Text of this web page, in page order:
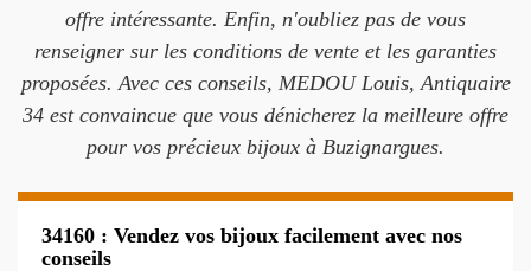
offre intéressante. Enfin, n'oubliez pas de vous
renseigner sur les conditions de vente et les garanties
proposées. Avec ces conseils, MEDOU Louis, Antiquaire
34 est convaincue que vous dénicherez la meilleure offre
pour vos précieux bijoux à Buzignargues.
34160 : Vendez vos bijoux facilement avec nos
conseils